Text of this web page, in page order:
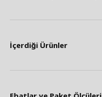
İçerdiği Ürünler